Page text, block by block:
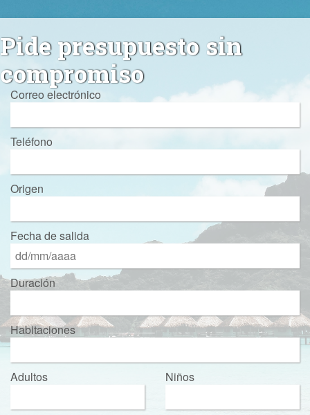
Pide presupuesto sin
compromiso
Correo electrónico
Teléfono
Origen
Fecha de salida
Duración
Habitaciones
Adultos Niños